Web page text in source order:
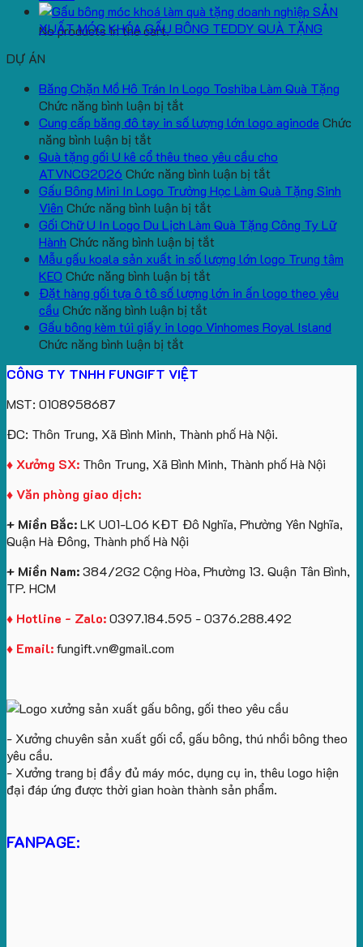
No products in the cart.
SẢN
XUẤT MÓC KHÓA GẤU BÔNG TEDDY QUÀ TẶNG
DỰ ÁN
Băng Chặn Mồ Hô Trán In Logo Toshiba Làm Quà Tặng
Chức năng bình luận bị tắt
Băng
Mồ
Hô
Trán
In
Logo
Toshiba
Làm
Quà
Tặng
Cung cấp băng đô tay in số lượng lớn logo aginode Chức
năng bình luận bị tắt
Cung
cấp
băng
đô
tay
in
số
lượng
lớn
logo
aginode
Quà tặng gối U kê cổ thêu theo yêu cầu cho
ATVNCG2026 Chức năng bình luận bị tắt
Quà
gối
kê
thêu
yêu
Gấu Bông Mini In Logo Trường Học Làm Quà Tặng Sinh
Viên Chức năng bình luận bị tắt
Gấu
Bông
Mini
Logo
Học
Gối Chữ U In Logo Du Lịch Làm Quà Tặng Công Ty Lữ
Hành Chức năng bình luận bị tắt
Gối
U
Logo
Công
Ty
Lữ
Mẫu gấu koala sản xuất in số lượng lớn logo Trung tâm
KEO Chức năng bình luận bị tắt
Mẫu
koala
lớn
logo
Trung
Đặt hàng gối tựa ô tô số lượng lớn in ấn logo theo yêu
cầu Chức năng bình luận bị tắt
Đặt
số
lượng
lớn
theo
cầu
Gấu bông kèm túi giấy in logo Vinhomes Royal Island
Chức năng bình luận bị tắt
bông
giấy
logo
CÔNG TY TNHH FUNGIFT VIỆT
MST: 0108958687
ĐC: Thôn Trung, Xã Bình Minh, Thành phố Hà Nội.
♦ Xưởng SX: Thôn Trung, Xã Bình Minh, Thành phố Hà Nội
♦ Văn phòng giao dịch:
+ Miền Bắc:LK U01-L06 KĐT Đô Nghĩa, Phường Yên Nghĩa,
Quận Hà Đông, Thành phố Hà Nội
+ Miền Nam:384/2G2 Cộng Hòa, Phường 13. Quận Tân Bình,
TP. HCM
♦ Hotline - Zalo:0397.184.595 - 0376.288.492
♦ Email:fungift.vn@gmail.com
- Xưởng chuyên sản xuất gối cổ, gấu bông, thú nhồi bông theo
yêu cầu.
- Xưởng trang bị đầy đủ máy móc, dụng cụ in, thêu logo hiện
đại đáp ứng được thời gian hoàn thành sản phẩm.
FANPAGE: